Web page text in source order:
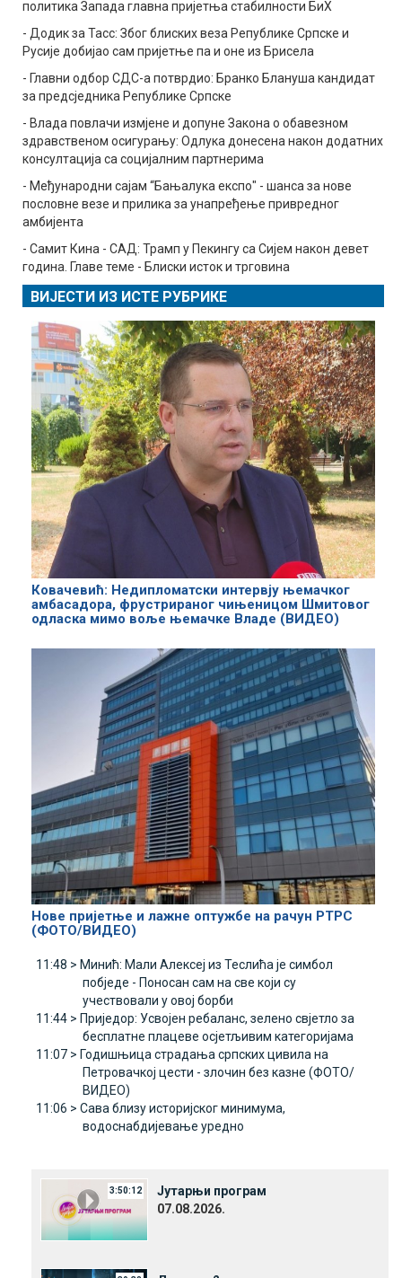
политика Запада главна пријетња стабилности БиХ
- Додик за Тасс: Због блиских веза Републике Српске и
Русије добијао сам пријетње па и оне из Брисела
- Главни одбор СДС-а потврдио: Бранко Блануша кандидат
за предсједника Републике Српске
- Влада повлачи измјене и допуне Закона о обавезном
здравственом осигурању: Одлука донесена након додатних
консултација са социјалним партнерима
- Међународни сајам “Бањалука експо" - шанса за нове
пословне везе и прилика за унапређење привредног
амбијента
- Самит Кина - САД: Трамп у Пекингу са Сијем након девет
година. Главе теме - Блиски исток и трговина
ВИЈЕСТИ ИЗ ИСТЕ РУБРИКЕ
Ковачевић: Недипломатски интервју њемачког
амбасадора, фрустрираног чињеницом Шмитовог
одласка мимо воље њемачке Владе (ВИДЕО)
Нове пријетње и лажне оптужбе на рачун РТРС
(ФОТО/ВИДЕО)
11:48 > Минић: Мали Алексеј из Теслића је симбол
побједе - Поносан сам на све који су
учествовали у овој борби
11:44 > Приједор: Усвојен ребаланс, зелено свјетло за
бесплатне плацеве осјетљивим категоријама
11:07 > Годишњица страдања српских цивила на
Петровачкој цести - злочин без казне (ФОТО/
ВИДЕО)
11:06 > Сава близу историјског минимума,
водоснабдијевање уредно
3:50:12
Јутарњи програм
07.08.2026.